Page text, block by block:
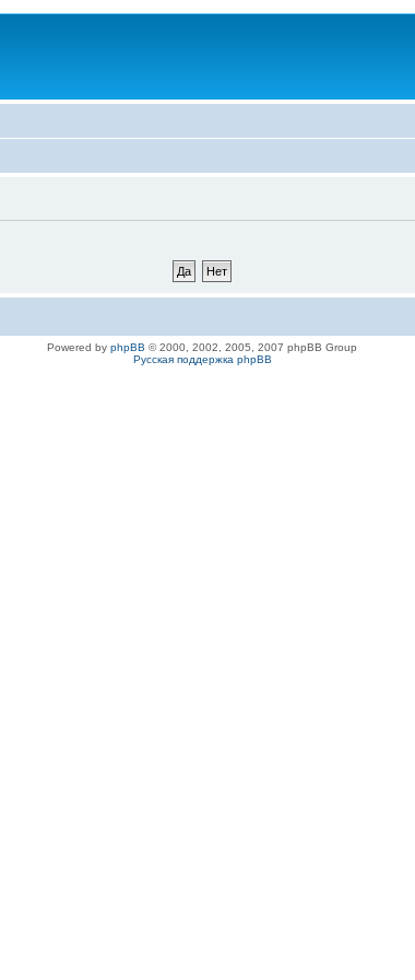
Powered by phpBB © 2000, 2002, 2005, 2007 phpBB Group
Русская поддержка phpBB